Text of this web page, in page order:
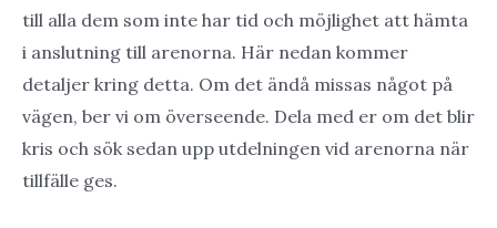
till alla dem som inte har tid och möjlighet att hämta
i anslutning till arenorna. Här nedan kommer
detaljer kring detta. Om det ändå missas något på
vägen, ber vi om överseende. Dela med er om det blir
kris och sök sedan upp utdelningen vid arenorna när
tillfälle ges.